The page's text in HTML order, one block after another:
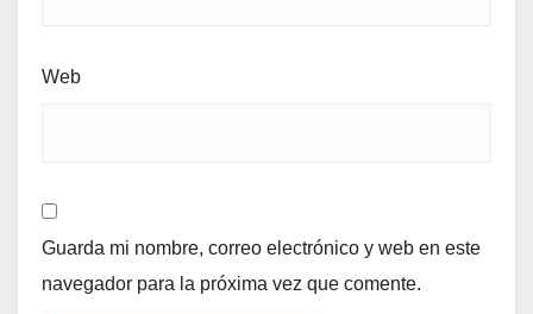
Web
Guarda mi nombre, correo electrónico y web en este
navegador para la próxima vez que comente.